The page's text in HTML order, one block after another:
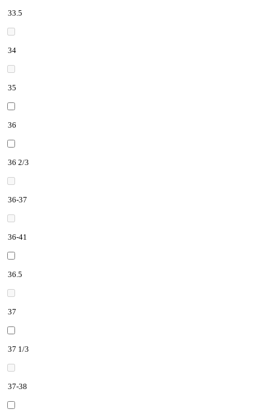
33.5
34
35
36
36 2/3
36-37
36-41
36.5
37
37 1/3
37-38